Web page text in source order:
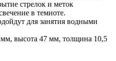
стрелок и меток
в темноте.
для занятия водными
высота 47 мм, толщина 10,5